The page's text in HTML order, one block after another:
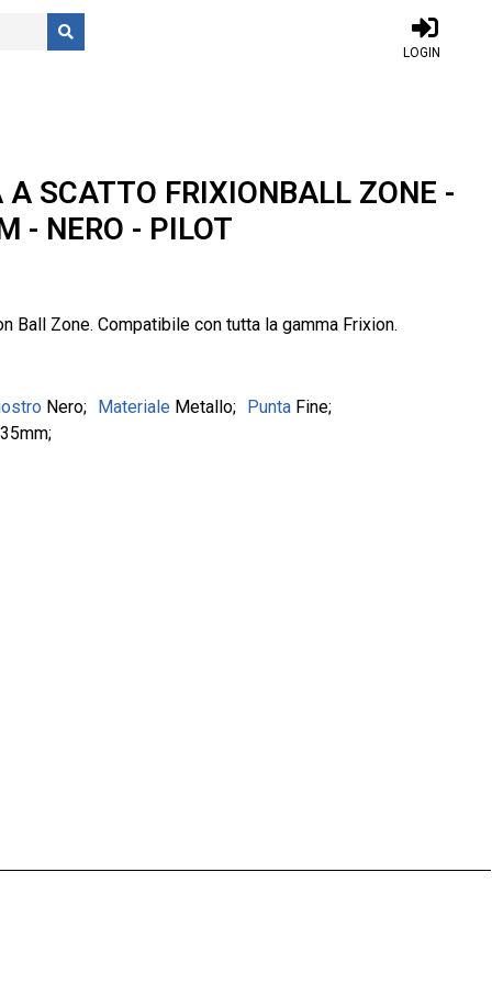
LOGIN
A SCATTO FRIXIONBALL ZONE -
- NERO - PILOT
Ball Zone. Compatibile con tutta la gamma Frixion.
Nero Materiale Metallo Punta Fine